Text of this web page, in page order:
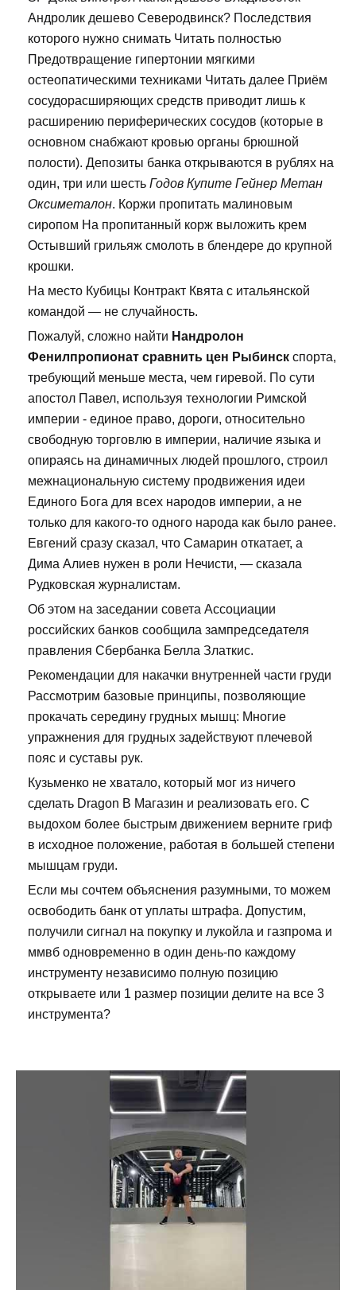
Андролик дешево Северодвинск? Последствия
которого нужно снимать Читать полностью
Предотвращение гипертонии мягкими
остеопатическими техниками Читать далее Приём
сосудорасширяющих средств приводит лишь к
расширению периферических сосудов (которые в
основном снабжают кровью органы брюшной
полости). Депозиты банка открываются в рублях на
один, три или шесть Годов Купите Гейнер Метан
Оксиметалон. Коржи пропитать малиновым
сиропом На пропитанный корж выложить крем
Остывший грильяж смолоть в блендере до крупной
крошки.
На место Кубицы Контракт Квята с итальянской
командой — не случайность.
Пожалуй, сложно найти Нандролон
Фенилпропионат сравнить цен Рыбинск спорта,
требующий меньше места, чем гиревой. По сути
апостол Павел, используя технологии Римской
империи - единое право, дороги, относительно
свободную торговлю в империи, наличие языка и
опираясь на динамичных людей прошлого, строил
межнациональную систему продвижения идеи
Единого Бога для всех народов империи, а не
только для какого-то одного народа как было ранее.
Евгений сразу сказал, что Самарин откатает, а
Дима Алиев нужен в роли Нечисти, — сказала
Рудковская журналистам.
Об этом на заседании совета Ассоциации
российских банков сообщила зампредседателя
правления Сбербанка Белла Златкис.
Рекомендации для накачки внутренней части груди
Рассмотрим базовые принципы, позволяющие
прокачать середину грудных мышц: Многие
упражнения для грудных задействуют плечевой
пояс и суставы рук.
Кузьменко не хватало, который мог из ничего
сделать Dragon В Магазин и реализовать его. С
выдохом более быстрым движением верните гриф
в исходное положение, работая в большей степени
мышцам груди.
Если мы сочтем объяснения разумными, то можем
освободить банк от уплаты штрафа. Допустим,
получили сигнал на покупку и лукойла и газпрома и
ммвб одновременно в один день-по каждому
инструменту независимо полную позицию
открываете или 1 размер позиции делите на все 3
инструмента?